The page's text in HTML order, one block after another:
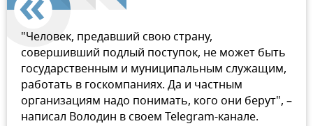
"Человек, предавший свою страну,
совершивший подлый поступок, не может быть
государственным и муниципальным служащим,
работать в госкомпаниях. Да и частным
организациям надо понимать, кого они берут", –
написал Володин в своем Telegram-канале.